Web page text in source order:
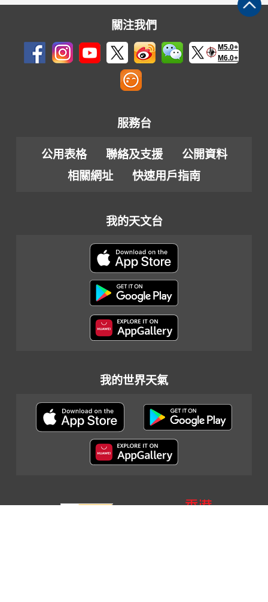
關注我們
M5.0+
M6.0+
服務台
公用表格 聯絡及支援
公開資料
相關網址
快速用戶指南
我的天文台
我的世界天氣